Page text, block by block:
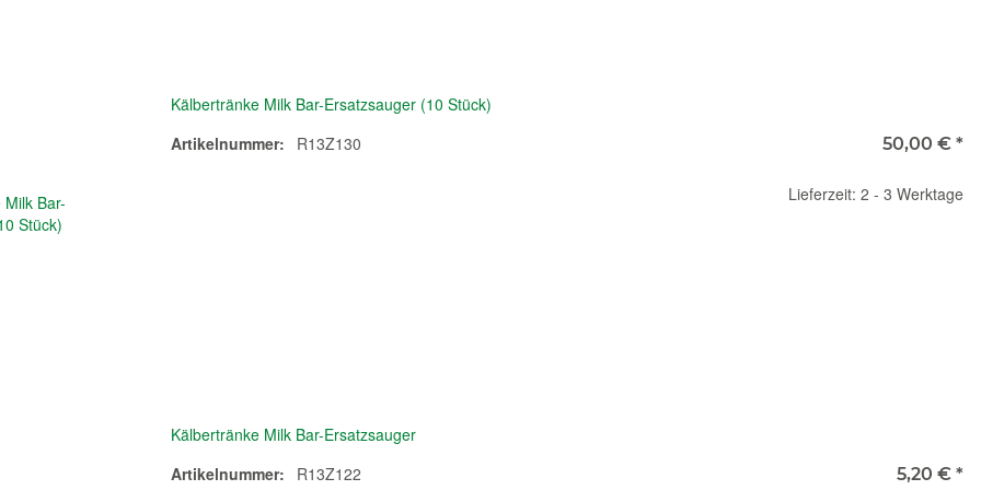
Kälbertränke Milk Bar-Ersatzsauger (10 Stück)
Artikelnummer:
R13Z130 50,00 € *
Lieferzeit: 2 - 3 Werktage
Kälbertränke Milk Bar-Ersatzsauger
Artikelnummer:
R13Z122 5,20 € *